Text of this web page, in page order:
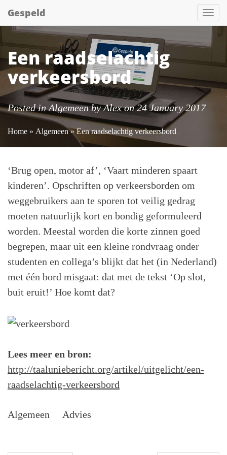
Gespeld
Een raadselachtig
verkeersbord
Posted inAlgemeenbyAlexon 24 January 2017
Home » Algemeen» Een raadselachtig verkeersbord
‘Brug open, motor af’, ‘Vaart minderen spaart
kinderen’. Opschriften op verkeersborden om
weggebruikers aan te sporen tot veilig gedrag
moeten natuurlijk kort en bondig geformuleerd
worden. Meestal worden die korte zinnen goed
begrepen, maar uit een kleine rondvraag onder
studenten en collega’s blijkt dat het (in Nederland)
met één bord misgaat: dat met de tekst ‘Op slot,
buit eruit!’ Hoe komt dat?
Lees meer en bron:
http://taaluniebericht.org/artikel/uitgelicht/een-
raadselachtig-verkeersbord
Algemeen Advies